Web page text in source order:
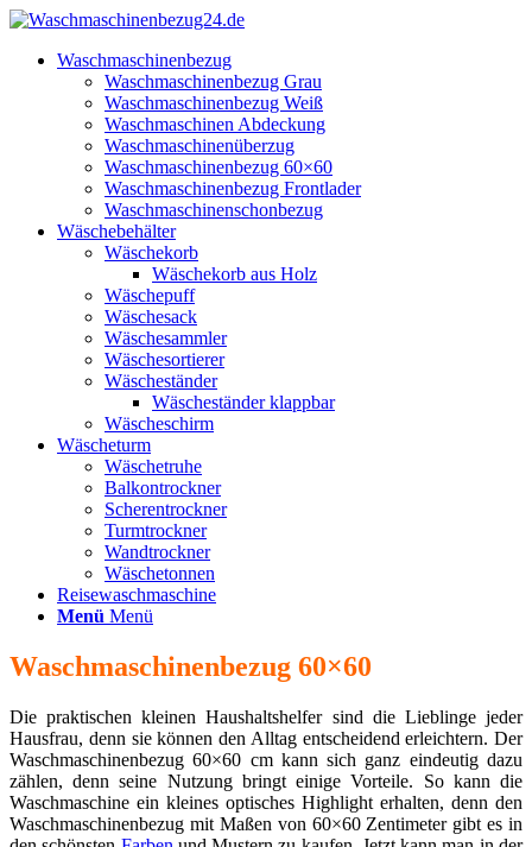
Waschmaschinenbezug
Waschmaschinenbezug Grau
Waschmaschinenbezug Weiß
Waschmaschinen Abdeckung
Waschmaschinenüberzug
Waschmaschinenbezug 60×60
Waschmaschinenbezug Frontlader
Waschmaschinenschonbezug
Wäschebehälter
Wäschekorb
Wäschekorb aus Holz
Wäschepuff
Wäschesack
Wäschesammler
Wäschesortierer
Wäscheständer
Wäscheständer klappbar
Wäscheschirm
Wäscheturm
Wäschetruhe
Balkontrockner
Scherentrockner
Turmtrockner
Wandtrockner
Wäschetonnen
Reisewaschmaschine
Menü Menü
Waschmaschinenbezug 60×60
Die praktischen kleinen Haushaltshelfer sind die Lieblinge jeder
Hausfrau, denn sie können den Alltag entscheidend erleichtern. Der
Waschmaschinenbezug 60×60 cm kann sich ganz eindeutig dazu
zählen, denn seine Nutzung bringt einige Vorteile. So kann die
Waschmaschine ein kleines optisches Highlight erhalten, denn den
Waschmaschinenbezug mit Maßen von 60×60 Zentimeter gibt es in